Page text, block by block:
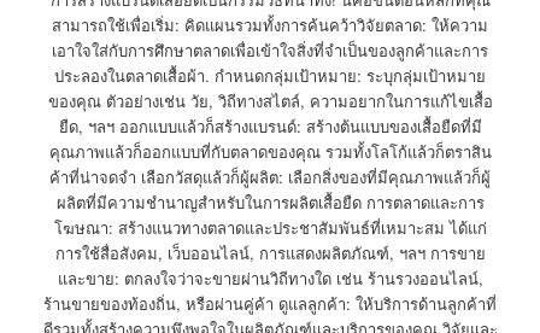
สามารถใช้เพื่อเริ่ม: คิดแผนรวมทั้งการค้นคว้าวิจัยตลาด: ให้ความ
เอาใจใส่กับการศึกษาตลาดเพื่อเข้าใจสิ่งที่จำเป็นของลูกค้าและการ
ประลองในตลาดเสื้อผ้า. กำหนดกลุ่มเป้าหมาย: ระบุกลุ่มเป้าหมาย
ของคุณ ตัวอย่างเช่น วัย, วิถีทางสไตล์, ความอยากในการแก้ไขเสื้อ
ยืด, ฯลฯ ออกแบบแล้วก็สร้างแบรนด์: สร้างต้นแบบของเสื้อยืดที่มี
คุณภาพแล้วก็ออกแบบที่กับตลาดของคุณ รวมทั้งโลโก้แล้วก็ตราสิน
ค้าที่น่าจดจำ เลือกวัสดุแล้วก็ผู้ผลิต: เลือกสิ่งของที่มีคุณภาพแล้วก็ผู้
ผลิตที่มีความชำนาญสำหรับในการผลิตเสื้อยืด การตลาดและการ
โฆษณา: สร้างแนวทางตลาดและประชาสัมพันธ์ที่เหมาะสม ได้แก่
การใช้สื่อสังคม, เว็บออนไลน์, การแสดงผลิตภัณฑ์, ฯลฯ การขาย
และขาย: ตกลงใจว่าจะขายผ่านวิถีทางใด เช่น ร้านรวงออนไลน์,
ร้านขายของท้องถิ่น, หรือผ่านคู่ค้า ดูแลลูกค้า: ให้บริการด้านลูกค้าที่